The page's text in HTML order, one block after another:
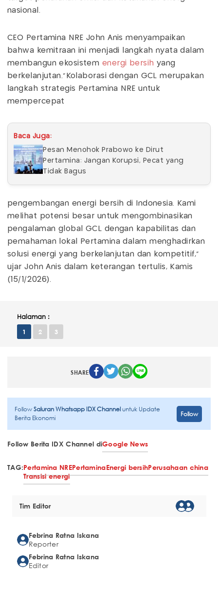
nasional.
CEO Pertamina NRE John Anis menyampaikan
bahwa kemitraan ini menjadi langkah nyata dalam
membangun ekosistem energi bersih yang
berkelanjutan.“Kolaborasi dengan GCL merupakan
langkah strategis Pertamina NRE untuk
mempercepat
Baca Juga:
Pesan Menohok Prabowo ke Dirut
Pertamina: Jangan Korupsi, Pecat yang
Tidak Bagus
pengembangan energi bersih di Indonesia. Kami
melihat potensi besar untuk mengombinasikan
pengalaman global GCL dengan kapabilitas dan
pemahaman lokal Pertamina dalam menghadirkan
solusi energi yang berkelanjutan dan kompetitif,”
ujar John Anis dalam keterangan tertulis, Kamis
(15/1/2026).
Halaman :
1 2 3
SHARE
FollowSaluran Whatsapp IDX Channeluntuk Update
Berita Ekonomi
Follow
Follow Berita IDX Channel diGoogle News
TAG:Pertamina NREPertaminaEnergi bersihPerusahaan china
Transisi energi
Tim Editor
Febrina Ratna Iskana
Reporter
Febrina Ratna Iskana
Editor